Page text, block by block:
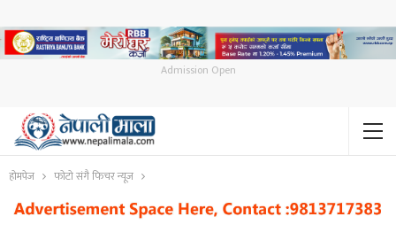
Admission Open
होमपेज फोटो संगै फिचर न्यूज